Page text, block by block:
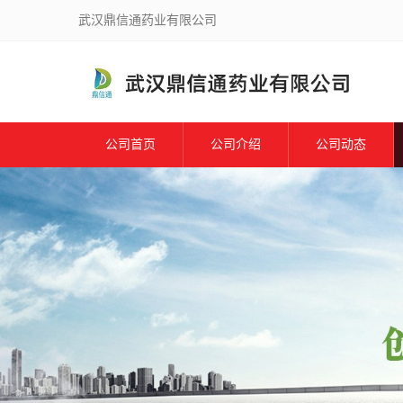
武汉鼎信通药业有限公司
公司首页 公司介绍 公司动态